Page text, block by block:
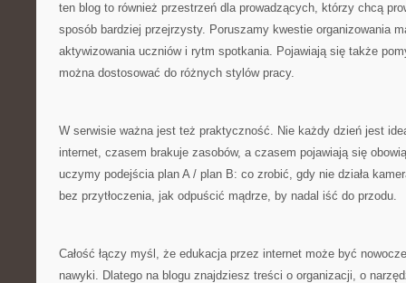
ten blog to również przestrzeń dla prowadzących, którzy chcą
sposób bardziej przejrzysty. Poruszamy kwestie organizowania
aktywizowania uczniów i rytm spotkania. Pojawiają się także
można dostosować do różnych stylów pracy.
W serwisie ważna jest też praktyczność. Nie każdy dzień jest
internet, czasem brakuje zasobów, a czasem pojawiają się
uczymy podejścia plan A / plan B: co zrobić, gdy nie działa
bez przytłoczenia, jak odpuścić mądrze, by nadal iść do przodu.
Całość łączy myśl, że edukacja przez internet może być
nawyki. Dlatego na blogu znajdziesz treści o organizacji, o